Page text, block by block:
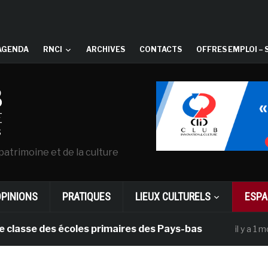
RNCI ARCHIVES CONTACTS OFFRES EMPLOI –
et de la culture
PRATIQUES LIEUX CULTURELS
des écoles primaires des Pays-bas il y a 1 mois